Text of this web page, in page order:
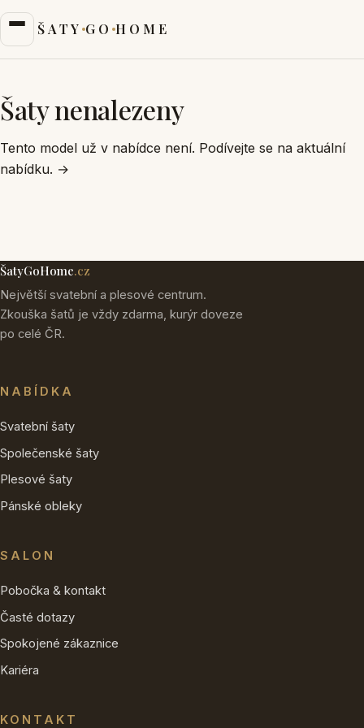
ŠATY GO HOME
Šaty nenalezeny
Tento model už v nabídce není. Podívejte se na aktuální
nabídku. →
ŠatyGoHome.cz
Největší svatební a plesové centrum.
Zkouška šatů je vždy zdarma, kurýr doveze
po celé ČR.
NABÍDKA
Svatební šaty
Společenské šaty
Plesové šaty
Pánské obleky
SALON
Pobočka & kontakt
Časté dotazy
Spokojené zákaznice
Kariéra
KONTAKT